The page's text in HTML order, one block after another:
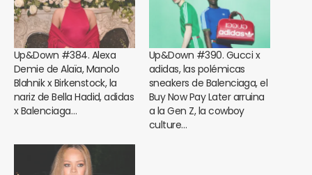
Up&Down #384. Alexa
Demie de Alaïa, Manolo
Blahnik x Birkenstock, la
nariz de Bella Hadid, adidas
x Balenciaga…
Up&Down #390. Gucci x
adidas, las polémicas
sneakers de Balenciaga, el
Buy Now Pay Later arruina
a la Gen Z, la cowboy
culture…